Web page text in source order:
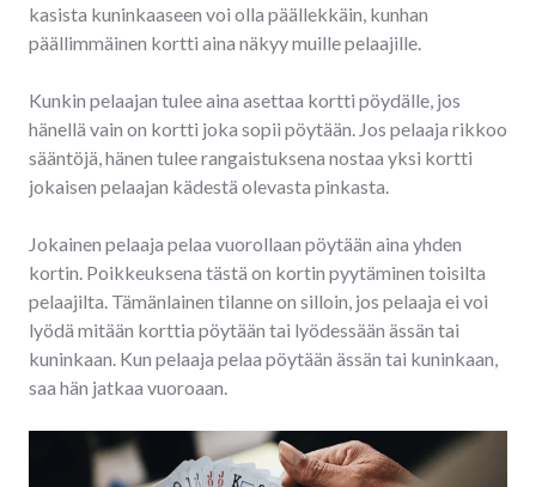
kasista kuninkaaseen voi olla päällekkäin, kunhan
päällimmäinen kortti aina näkyy muille pelaajille.
Kunkin pelaajan tulee aina asettaa kortti pöydälle, jos
hänellä vain on kortti joka sopii pöytään. Jos pelaaja rikkoo
sääntöjä, hänen tulee rangaistuksena nostaa yksi kortti
jokaisen pelaajan kädestä olevasta pinkasta.
Jokainen pelaaja pelaa vuorollaan pöytään aina yhden
kortin. Poikkeuksena tästä on kortin pyytäminen toisilta
pelaajilta. Tämänlainen tilanne on silloin, jos pelaaja ei voi
lyödä mitään korttia pöytään tai lyödessään ässän tai
kuninkaan. Kun pelaaja pelaa pöytään ässän tai kuninkaan,
saa hän jatkaa vuoroaan.